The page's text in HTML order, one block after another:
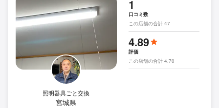
照明器具ごと交換
宮城県
1
口コミ数
この店舗の合計 47
4.89
評価
この店舗の合計 4.70